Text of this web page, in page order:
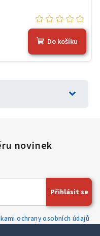
Do košíku
expand_more
ochrany osobních údajů
Přihlásit se